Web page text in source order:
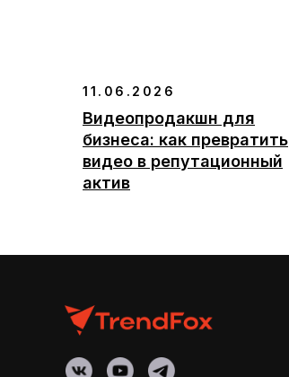
11.06.2026
Видеопродакшн для
бизнеса: как превратить
видео в репутационный
актив